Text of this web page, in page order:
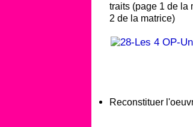
traits (page 1 de la
2 de la matrice)
Reconstituer